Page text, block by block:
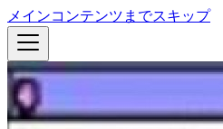
メインコンテンツまでスキップ